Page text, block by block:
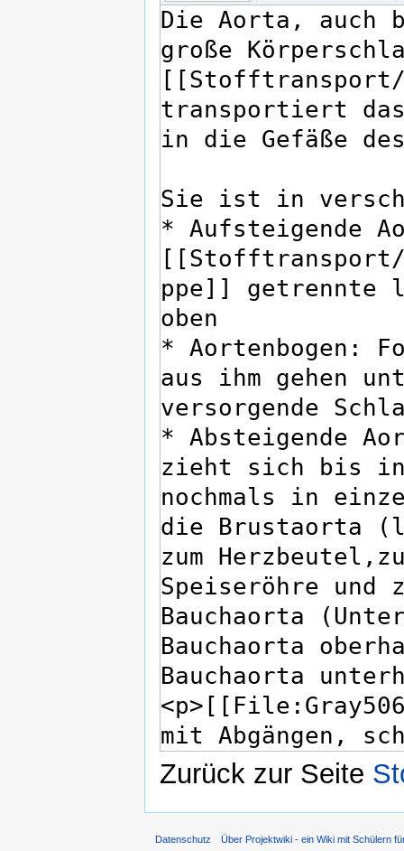
Zurück zur Seite
Datenschutz Über Projektwiki - ein Wiki mit Schülern